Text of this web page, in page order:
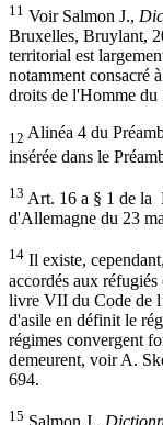
11 Voir Salmon J.,
Bruxelles, Bruylant,
territorial est
notamment consacré
droits de l'Homme du
12 Alinéa 4 du
insérée dans le
13 Art. 16 a § 1 de la
d'Allemagne du 23
14 Il existe,
accordés aux
livre VII du Code de
d'asile en définit le
régimes convergent
demeurent, voir A.
694.
15